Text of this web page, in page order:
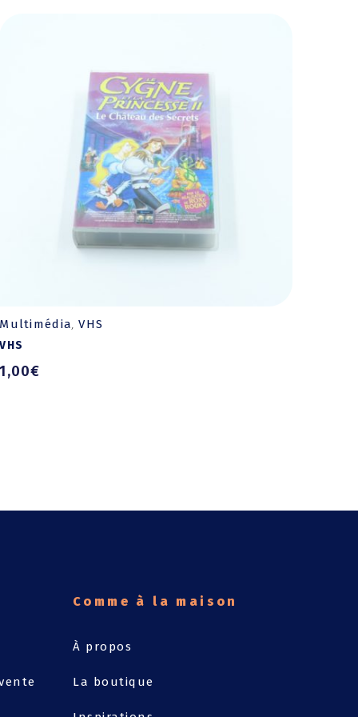
Multimédia,VHS
VHS
1,00€
Comme à la maison
À propos
La boutique